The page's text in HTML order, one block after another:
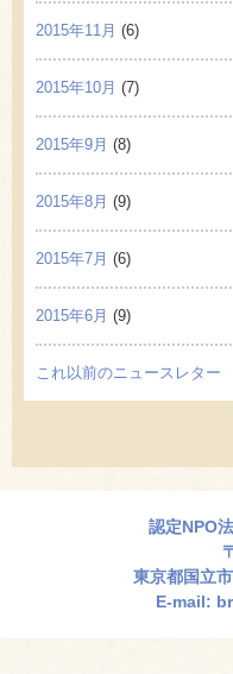
2015年11月 (6)
2015年10月 (7)
2015年9月 (8)
2015年8月 (9)
2015年7月 (6)
2015年6月 (9)
これ以前のニュースレター
認定NPO
東京都国立
E-mail: